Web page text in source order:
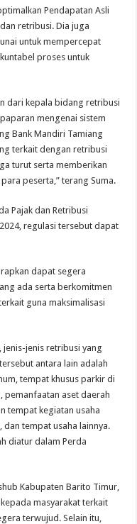
Pendapatan Asli
retribusi. Dia juga
untuk mempercepat
proses untuk
dari kepala bidang retribusi
mengenai sistem
Bank Mandiri Tamiang
terkait dengan retribusi
turut serta memberikan
peserta,” terang Suma.
Pajak dan Retribusi
regulasi tersebut dapat
dapat segera
ada serta berkomitmen
guna maksimalisasi
jenis-jenis retribusi yang
antara lain adalah
tempat khusus parkir di
pemanfaatan aset daerah
tempat kegiatan usaha
tempat usaha lainnya.
diatur dalam Perda
Kabupaten Barito Timur,
masyarakat terkait
terwujud. Selain itu,